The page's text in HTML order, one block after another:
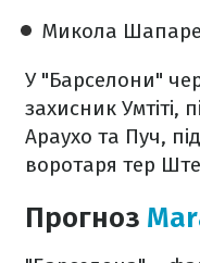
Микола
У "Барселони"
захисник Умтіті,
Араухо та Пуч,
воротаря тер
Прогноз